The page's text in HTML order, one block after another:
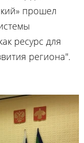
прошел
ресурс для
региона".